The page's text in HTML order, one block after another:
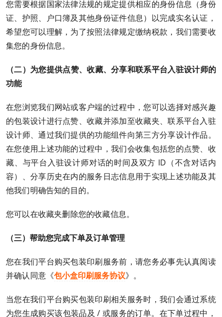
您需要根据国家法律法规的规定提供相应的身份信息（身份
证、护照、户口簿及其他身份证件信息）以完成实名认证，
希望您可以理解，为了按照法律规定缴纳税款，我们需要收
集您的身份信息。
（二）为您提供点赞、收藏、分享和联系平台入驻设计师的
功能
在您浏览我们网站或客户端的过程中，您可以选择对感兴趣
的包装设计进行点赞、收藏并添加至收藏夹、联系平台入驻
设计师、通过我们提供的功能组件向第三方分享设计作品。
在您使用上述功能的过程中，我们会收集包括您的点赞、收
藏、与平台入驻设计师对话的时间及双方 ID（不含对话内
容）、分享历史在内的服务日志信息用于实现上述功能及其
他我们明确告知的目的。
您可以在收藏夹删除您的收藏信息。
（三）帮助您完成下单及订单管理
您在我们平台购买包装印刷服务前，请您务必事先认真阅读
并确认同意《包小盒印刷服务协议》。
当您在我们平台购买包装印刷相关服务时，我们会通过系统
为您生成购买该包装品及 / 或服务的订单。在下单过程中，